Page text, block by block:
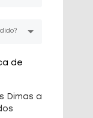
de
Dimas a